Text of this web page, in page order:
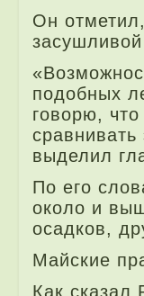
Он
подобных
говорю,
выделил
По его
около и
осадков,
Майские
Как сказал